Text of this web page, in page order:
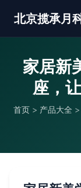
北京揽承月
家居新
座，
首页 > 产品大全 >